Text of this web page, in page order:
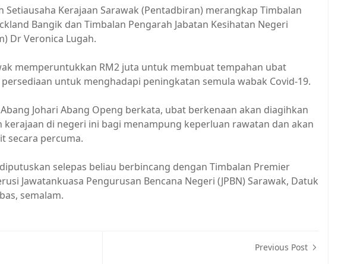
Setiausaha Kerajaan Sarawak (Pentadbiran) merangkap Timbalan
Bangik dan Timbalan Pengarah Jabatan Kesihatan Negeri
Dr Veronica Lugah.
memperuntukkan RM2 juta untuk membuat tempahan ubat
untuk menghadapi peningkatan semula wabak Covid-19.
Johari Abang Openg berkata, ubat berkenaan akan diagihkan
kerajaan di negeri ini bagi menampung keperluan rawatan dan akan
secara percuma.
selepas beliau berbincang dengan Timbalan Premier
Jawatankuasa Pengurusan Bencana Negeri (JPBN) Sarawak, Datuk
semalam.
Previous Post